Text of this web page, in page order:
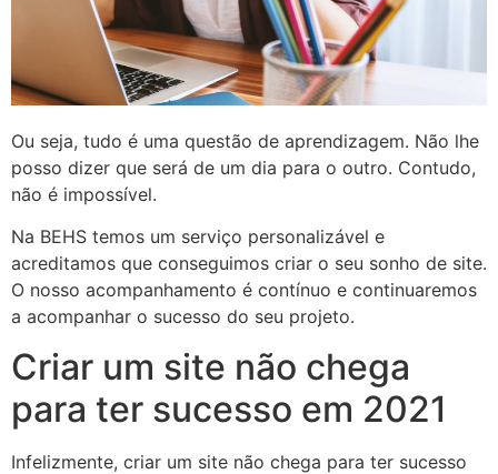
Ou seja, tudo é uma questão de aprendizagem. Não lhe
posso dizer que será de um dia para o outro. Contudo,
não é impossível.
Na BEHS temos um serviço personalizável e
acreditamos que conseguimos criar o seu sonho de site.
O nosso acompanhamento é contínuo e continuaremos
a acompanhar o sucesso do seu projeto.
Criar um site não chega
para ter sucesso em 2021
Infelizmente, criar um site não chega para ter sucesso